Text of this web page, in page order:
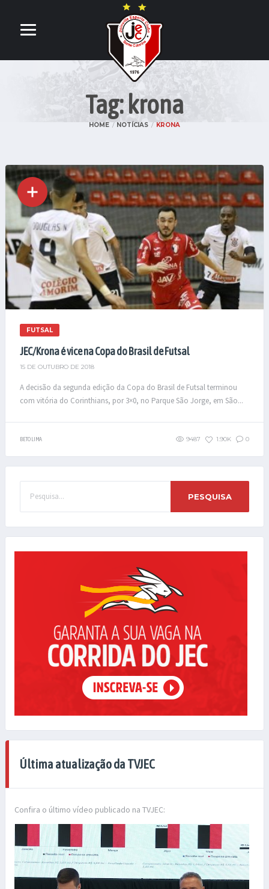
Tag: krona
HOME NOTÍCIAS KRONA
FUTSAL
JEC/Krona é vice na Copa do Brasil de Futsal
15 DE OUTUBRO DE 2018
A decisão da segunda edição da Copa do Brasil de Futsal terminou
com vitória do Corinthians, por 3×0, no Parque São Jorge, em São...
BETO LIMA 9487 1.90K 0
PESQUISA
Última atualização da TVJEC
Confira o último vídeo publicado na TVJEC: